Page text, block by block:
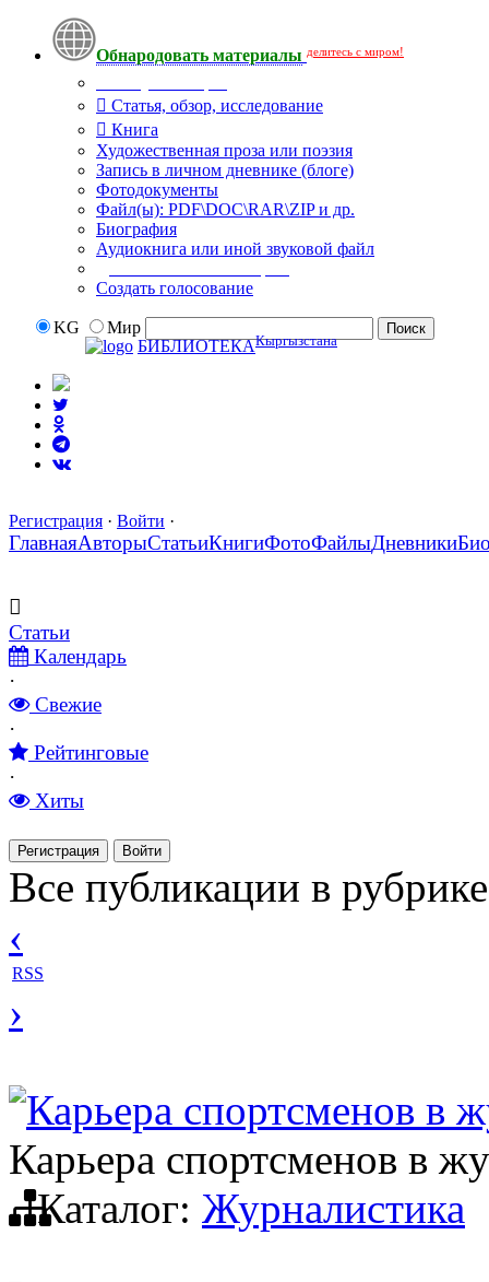
Обнародовать материалы делитесь с миром!
Статья, обзор, исследование
Книга
Художественная проза или поэзия
Запись в личном дневнике (блоге)
Фотодокументы
Файл(ы): PDF\DOC\RAR\ZIP и др.
Биография
Аудиокнига или иной звуковой файл
Создать голосование
KG
Мир
БИБЛИОТЕКАКыргызстана
Регистрация · Войти ·
ГлавнаяАвторыСтатьиКнигиФотоФайлыДневники
Статьи
Календарь
·
Свежие
·
Рейтинговые
·
Хиты
Регистрация Войти
Все публикации в
‹
RSS
›
Карьера спортсменов в
Карьера спортсменов в
Каталог: Журналистика